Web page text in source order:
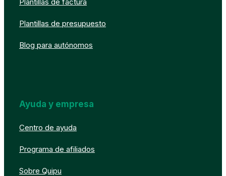
Plantillas de presupuesto
Blog para autónomos
Ayuda y empresa
Centro de ayuda
Programa de afiliados
Sobre Quipu